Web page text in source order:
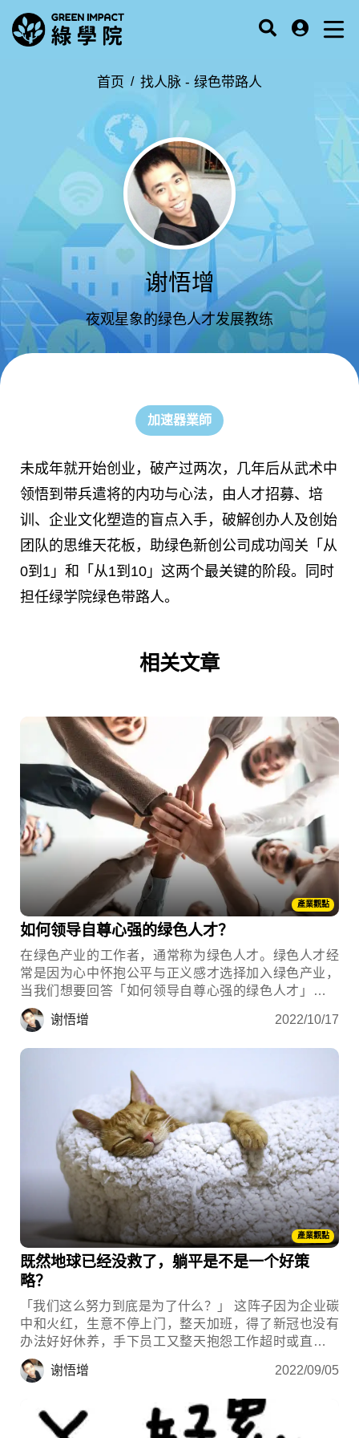
首页 找人脉 - 绿色带路人
谢悟增
夜观星象的绿色人才发展教练
加速器業師
未成年就开始创业，破产过两次，几年后从武术中
领悟到带兵遣将的内功与心法，由人才招募、培
训、企业文化塑造的盲点入手，破解创办人及创始
团队的思维天花板，助绿色新创公司成功闯关「从
0到1」和「从1到10」这两个最关键的阶段。同时
担任绿学院绿色带路人。
相关文章
產業觀點
如何领导自尊心强的绿色人才？
在绿色产业的工作者，通常称为绿色人才。绿色人才经
常是因为心中怀抱公平与正义感才选择加入绿色产业，
当我们想要回答「如何领导自尊心强的绿色人才」这个
问题时，我们也要意识到自己也具有同样强的自尊心。
因为正是我们这样的高自尊，才能在那个做环保会被嘲
谢悟增 2022/10/17
產業觀點
既然地球已经没救了，躺平是不是一个好策
略？
「我们这么努力到底是为了什么？」 这阵子因为企业碳
中和火红，生意不停上门，整天加班，得了新冠也没有
办法好好休养，手下员工又整天抱怨工作超时或直接离
职，加上本以为盼到欧盟宣布碳边境调整机制细则
(CBAM)，如今却深陷战争、通膨、经济衰退的泥沼中，
灰心极了，想著不如选择躺平好了！ 在此绿学院将分享
绿色带路人观察到的三个绿色产业职场趋势。
谢悟增 2022/09/05